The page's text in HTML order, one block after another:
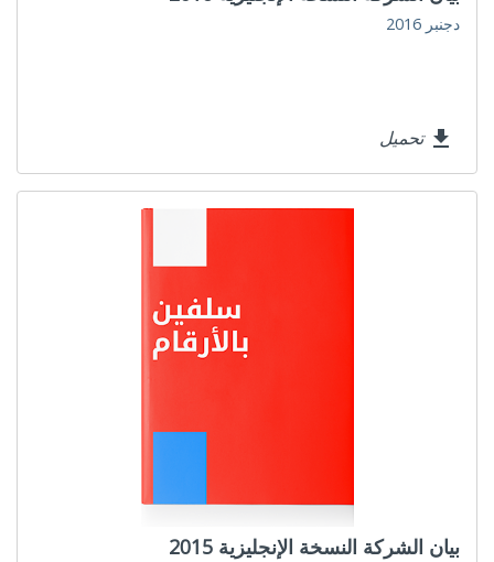
دجنبر 2016
file_download تحميل
بيان الشركة النسخة الإنجليزية 2015